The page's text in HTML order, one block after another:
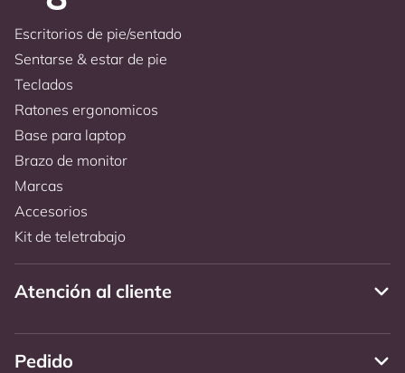
Escritorios de pie/sentado
Sentarse & estar de pie
Teclados
Ratones ergonomicos
Base para laptop
Brazo de monitor
Marcas
Accesorios
Kit de teletrabajo
Atención al cliente
Pedido